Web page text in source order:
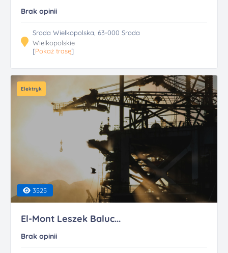
Brak opinii
Sroda Wielkopolska, 63-000 Sroda
Wielkopolskie
[Pokaż trasę]
Elektryk
3525
El-Mont Leszek Baluc...
Brak opinii